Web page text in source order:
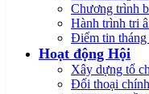
Chương trình
Hành trình tri
Điểm tin
Hoạt động Hội
Xây dựng tổ
Đối thoại